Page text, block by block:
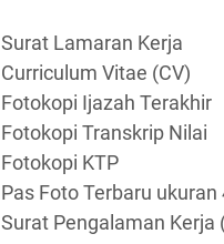
Surat Lamaran Kerja
Curriculum Vitae (CV)
Fotokopi Ijazah Terakhir
Fotokopi Transkrip Nilai
Fotokopi KTP
Pas Foto Terbaru ukuran
Surat Pengalaman Kerja